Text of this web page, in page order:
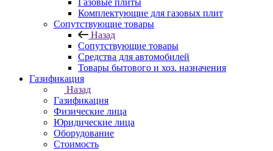
Газовые плиты
Комплектующие для газовых плит
Сопутствующие товары
Назад
Сопутствующие товары
Средства для автомобилей
Товары бытового и хоз. назначения
Газификация
Назад
Газификация
Физические лица
Юридические лица
Оборудование
Стоимость